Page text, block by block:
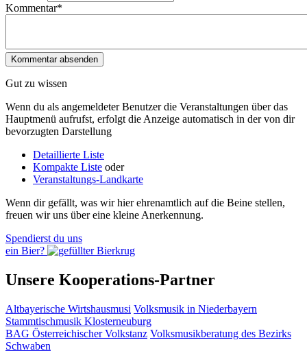
Kommentar*
Gut zu wissen
Wenn du als angemeldeter Benutzer die Veranstaltungen über das
Hauptmenü aufrufst, erfolgt die Anzeige automatisch in der von dir
bevorzugten Darstellung
Detaillierte Liste
Kompakte Liste oder
Veranstaltungs-Landkarte
Wenn dir gefällt, was wir hier ehrenamtlich auf die Beine stellen,
freuen wir uns über eine kleine Anerkennung.
Spendierst du uns
ein Bier?
Unsere Kooperations-Partner
Altbayerische Wirtshausmusi Volksmusik in Niederbayern
Stammtischmusik Klosterneuburg
BAG Österreichischer Volkstanz Volksmusikberatung des Bezirks
Schwaben